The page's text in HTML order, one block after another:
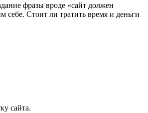
фразы вроде «сайт должен
Стоит ли тратить время и деньги
сайта.